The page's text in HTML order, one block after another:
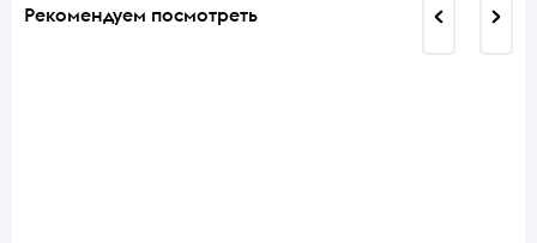
Рекомендуем посмотреть